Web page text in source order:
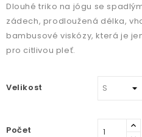
Dlouhé triko na jógu se
zádech, prodloužená délka,
bambusové viskózy, která je
pro citlivou pleť.
Velikost
Počet